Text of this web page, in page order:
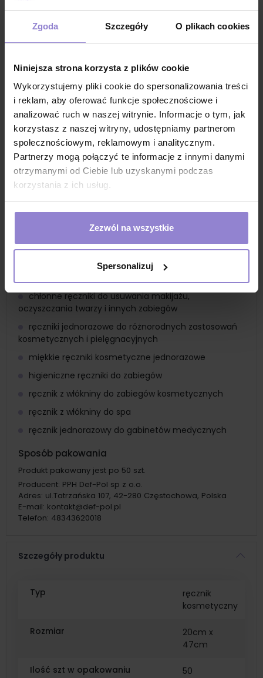
Zgoda Szczegóły O plikach cookies
Niniejsza strona korzysta z plików cookie
Wykorzystujemy pliki cookie do spersonalizowania treści
i reklam, aby oferować funkcje społecznościowe i
analizować ruch w naszej witrynie. Informacje o tym, jak
korzystasz z naszej witryny, udostępniamy partnerom
społecznościowym, reklamowym i analitycznym.
Partnerzy mogą połączyć te informacje z innymi danymi
otrzymanymi od Ciebie lub uzyskanymi podczas
korzystania z ich usług.
Zezwól na wszystkie
Spersonalizuj
jednorazowy, zapewnia wysoki poziom higieny,
minimalizując ryzyko infekcji
dobrze wchłania wodę i zmywa kosmetyki ze skóry
opakowanie
rozmiar 20x47cm
wysoka chłonność sprawia, że idealnie nadaje się do
różnych zabiegów kosmetycznych
mimo jednorazowego charakteru, jest wytrzymały i
nie rwie się łatwo
szerokie zastosowanie kosmetyczne i medyczne
produkt jednorazowy, opakowanie: 50 szt
Zastosowanie
demakijażu, tonizowania skóry
biały ręcznik kosmetyczny jednorazowy do usuwania
maski, peelingu, wosku
chłonne ręczniki do usuwania makijażu,
oczyszczania twarzy i innych zabiegów
ręczniki jednorazowe do różnorodnych zastosowań
kosmetycznych i pielęgnacyjnych
miękkie ręczniki kosmetyczne jednorazowe
higieniczne ręczniki do zabiegów
ręcznik z włókniny do zabiegów kosmetycznych
ręcznik z włókniny do spa
ręcznik jednorazowy do gabinetów medycznych
Sposób pakowania
Produkt pakowany jest po 50 szt.
Producent: PPH Def-Pol sp z o.o.
Adres: ul.Tatrzańska 107, 42-280 Częstochowa, Polska
E-mail: kontakt@def-pol.pl
Telefon: 48343620018
Szczegóły produktu
Typ
ręcznik
kosmetyczny
Rozmiar
20cm x
47cm
Ilość szt w opakowaniu 50